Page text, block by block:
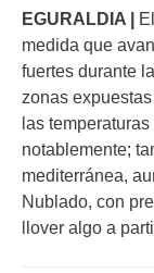
EGURALDIA |
medida que
fuertes durante
zonas
las
notablemente;
mediterránea,
Nublado, con
llover algo a